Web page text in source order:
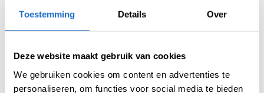
Toestemming Details Over
Deze website maakt gebruik van cookies
We gebruiken cookies om content en advertenties te
personaliseren, om functies voor social media te bieden
BEOORDELINGEN (0)
treedt een nieuw tijdperk binnen met de